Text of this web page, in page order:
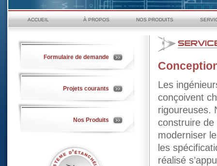
ACCUEIL À PROPOS NOS PRODUITS
Formulaire de demande
Projets courants
Nos Produits
Les
conçoivent
rigoureuses.
construire
moderniser
les
réalisé